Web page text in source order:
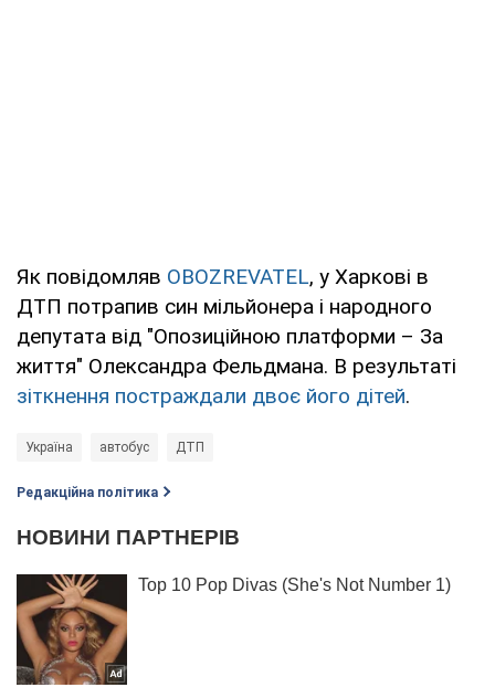
Як повідомляв OBOZREVATEL, у Харкові в
ДТП потрапив син мільйонера і народного
депутата від "Опозиційною платформи – За
життя" Олександра Фельдмана. В результаті
зіткнення постраждали двоє його дітей.
Україна автобус ДТП
Редакційна політика